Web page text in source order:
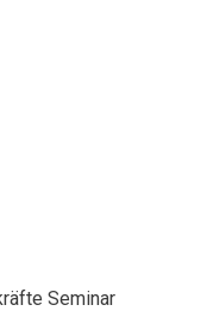
Seminar